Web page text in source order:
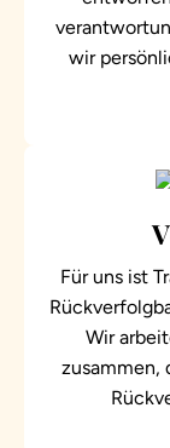
wir
Für uns ist
Wir
zusammen,